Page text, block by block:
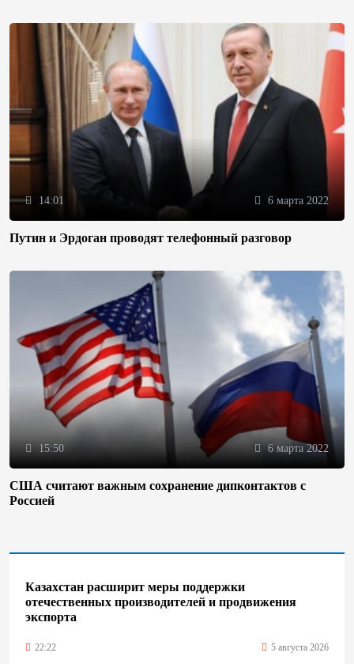
14:01 6 марта 2022
Путин и Эрдоган проводят телефонный разговор
15:50 6 марта 2022
США считают важным сохранение дипконтактов с
Россией
Казахстан расширит меры поддержки
отечественных производителей и продвижения
экспорта
22:22 5 августа 2026